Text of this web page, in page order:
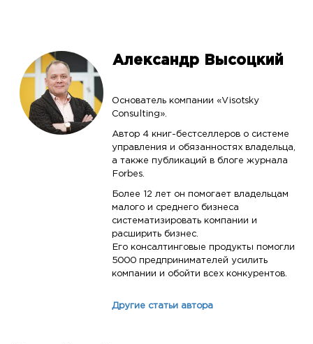
Александр Высоцкий
Основатель компании «Visotsky
Consulting».
Автор 4 книг-бестселлеров о системе
управления и обязанностях владельца,
а также публикаций в блоге журнала
Forbes.
Более 12 лет он помогает владельцам
малого и среднего бизнеса
систематизировать компании и
расширить бизнес.
Его консалтинговые продукты помогли
5000 предпринимателей усилить
компании и обойти всех конкурентов.
Другие статьи автора